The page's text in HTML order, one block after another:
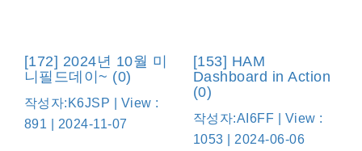
[172] 2024년 10월 미
니필드데이~ (0)
작성자:K6JSP | View :
891 | 2024-11-07
[153] HAM
Dashboard in Action
(0)
작성자:AI6FF | View :
1053 | 2024-06-06